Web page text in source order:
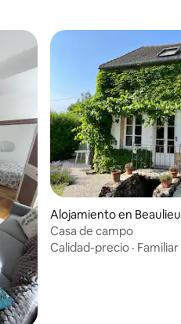
Alojamiento en Beaulieu
Casa de campo
Calidad-precio · Familiar